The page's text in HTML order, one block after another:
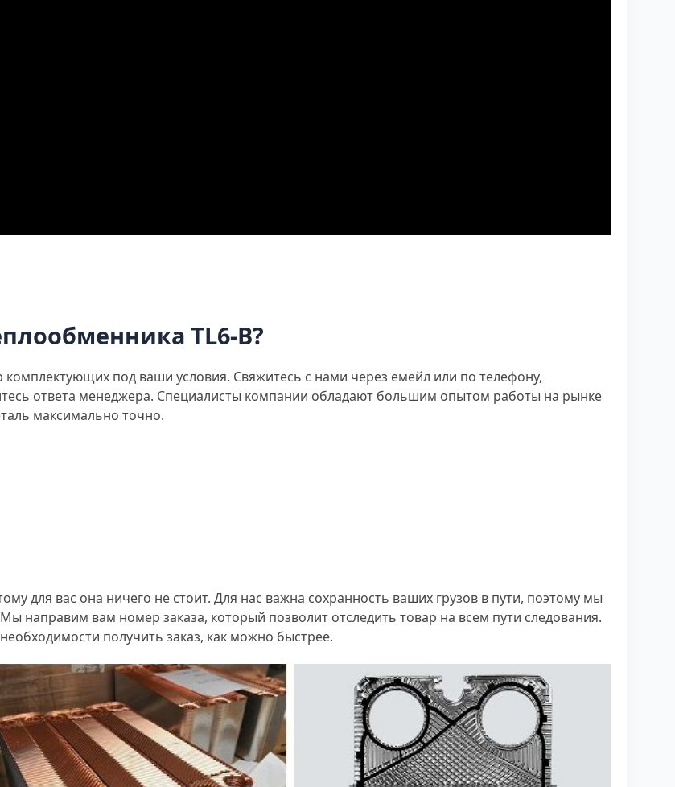
TL6-B?
под ваши условия. Свяжитесь с нами через емейл или по телефону,
ответа менеджера. Специалисты компании обладают большим опытом работы на рынке
максимально точно.
для вас она ничего не стоит. Для нас важна сохранность ваших грузов в пути, поэтому мы
направим вам номер заказа, который позволит отследить товар на всем пути следования.
получить заказ, как можно быстрее.